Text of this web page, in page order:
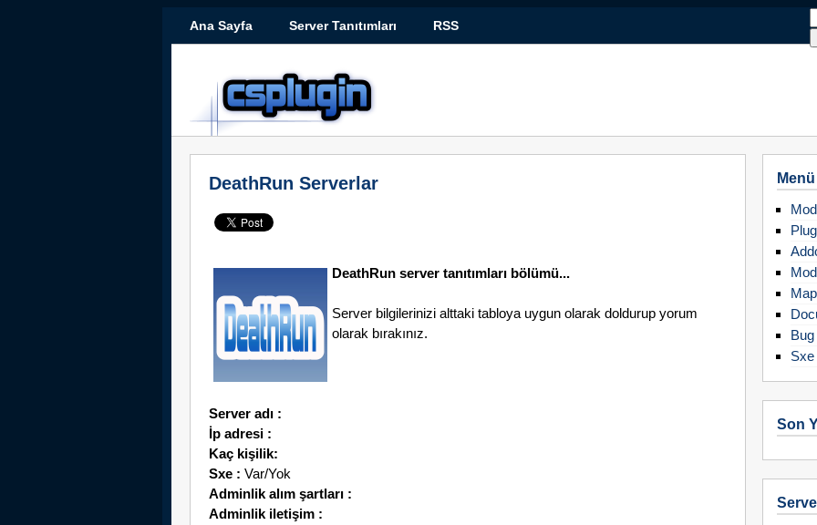
Ana Sayfa Server Tanıtımları RSS
DeathRun Serverlar
DeathRun server tanıtımları bölümü...
Server bilgilerinizi alttaki tabloya uygun olarak doldurup yorum
olarak bırakınız.
Server adı :
İp adresi :
Kaç kişilik:
Sxe : Var/Yok
Adminlik alım şartları :
Adminlik iletişim :
Menü
Sxe
Son